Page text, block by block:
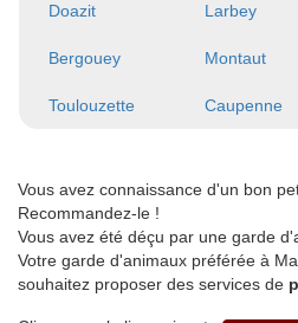
Doazit
Larbey
Bergouey
Montaut
Toulouzette
Caupenne
Vous avez connaissance d'un bon
Recommandez-le !
Vous avez été déçu par une garde
Votre garde d'animaux préférée à
souhaitez proposer des services de